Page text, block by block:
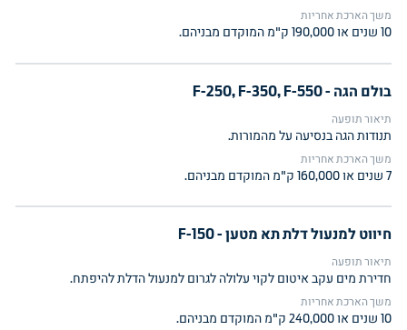
משך הארכת אחריות
10 שנים או 190,000 ק"מ המוקדם מבניהם.
בולם הגה - F-250, F-350, F-550
תיאור תופעה
תנודות הגה בנסיעה על מהמורות.
משך הארכת אחריות
7 שנים או 160,000 ק"מ המוקדם מבניהם.
חיווט למנעול דלת תא מטען - F-150
תיאור תופעה
חדירת מים עקב איטום לקוי עלולה לגרום למנעול הדלת להיפתח.
משך הארכת אחריות
10 שנים או 240,000 ק"מ המוקדם מבניהם.